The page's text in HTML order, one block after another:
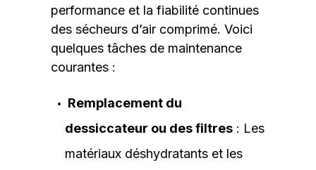
performance et la fiabilité continues
des sécheurs d’air comprimé. Voici
quelques tâches de maintenance
courantes :
Remplacement du
dessiccateur ou des filtres : Les
matériaux déshydratants et les